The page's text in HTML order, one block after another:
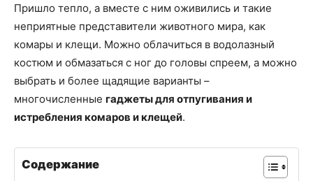
Пришло тепло, а вместе с ним оживились и такие
неприятные представители животного мира, как
комары и клещи. Можно облачиться в водолазный
костюм и обмазаться с ног до головы спреем, а можно
выбрать и более щадящие варианты –
многочисленные гаджеты для отпугивания и
истребления комаров и клещей.
Содержание